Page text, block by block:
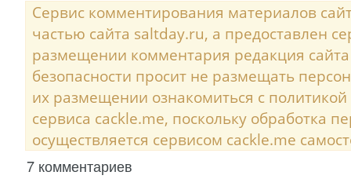
Сервис комментирования материалов
частью сайта saltday.ru, а предоставлен
размещении комментария редакция
безопасности просит не размещать
их размещении ознакомиться с
сервиса cackle.me, поскольку обработка
осуществляется сервисом cackle.me
7 комментариев